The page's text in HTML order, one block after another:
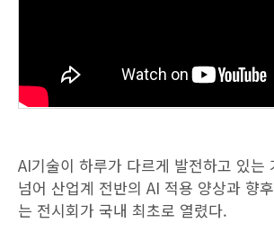
AI기술이 하루가 다르게 발전하고 있는
넘어 산업계 전반의 AI 적용 양상과 향
는 전시회가 국내 최초로 열렸다.